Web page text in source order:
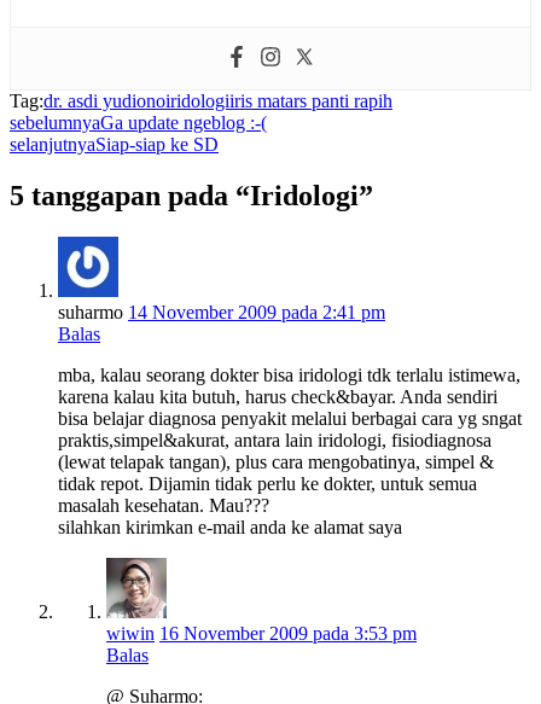
Tag:dr. asdi yudionoiridologiiris matars panti rapih
sebelumnyaGa update ngeblog :-(
selanjutnyaSiap-siap ke SD
5 tanggapan pada “Iridologi”
suharmo 14 November 2009 pada 2:41 pm
Balas
mba, kalau seorang dokter bisa iridologi tdk terlalu istimewa,
karena kalau kita butuh, harus check&bayar. Anda sendiri
bisa belajar diagnosa penyakit melalui berbagai cara yg sngat
praktis,simpel&akurat, antara lain iridologi, fisiodiagnosa
(lewat telapak tangan), plus cara mengobatinya, simpel &
tidak repot. Dijamin tidak perlu ke dokter, untuk semua
masalah kesehatan. Mau???
silahkan kirimkan e-mail anda ke alamat saya
wiwin 16 November 2009 pada 3:53 pm
Balas
@ Suharmo: